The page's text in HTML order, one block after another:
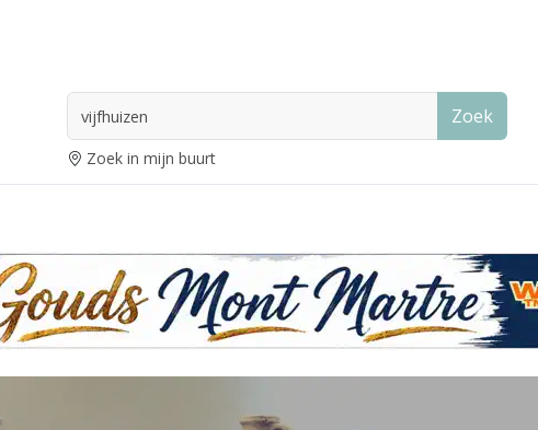
Zoek
Zoek in mijn buurt